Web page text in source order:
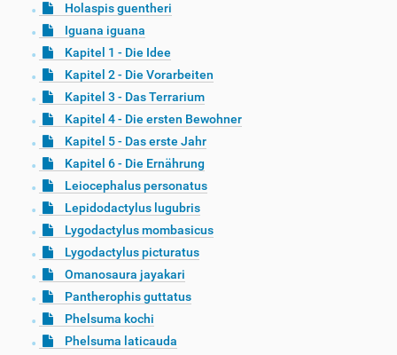
Holaspis guentheri
Iguana iguana
Kapitel 1 - Die Idee
Kapitel 2 - Die Vorarbeiten
Kapitel 3 - Das Terrarium
Kapitel 4 - Die ersten Bewohner
Kapitel 5 - Das erste Jahr
Kapitel 6 - Die Ernährung
Leiocephalus personatus
Lepidodactylus lugubris
Lygodactylus mombasicus
Lygodactylus picturatus
Omanosaura jayakari
Pantherophis guttatus
Phelsuma kochi
Phelsuma laticauda